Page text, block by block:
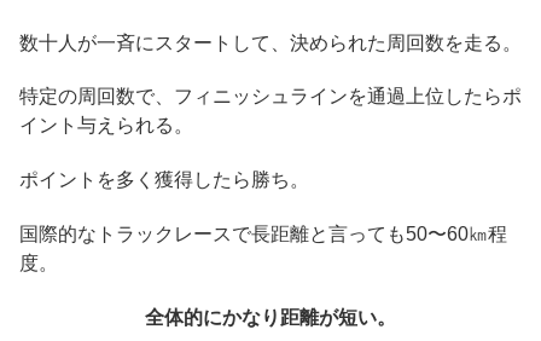
数十人が一斉にスタートして、決められた周回数を走る。
特定の周回数で、フィニッシュラインを通過上位したらポ
イント与えられる。
ポイントを多く獲得したら勝ち。
国際的なトラックレースで長距離と言っても50〜60㎞程
度。
全体的にかなり距離が短い。